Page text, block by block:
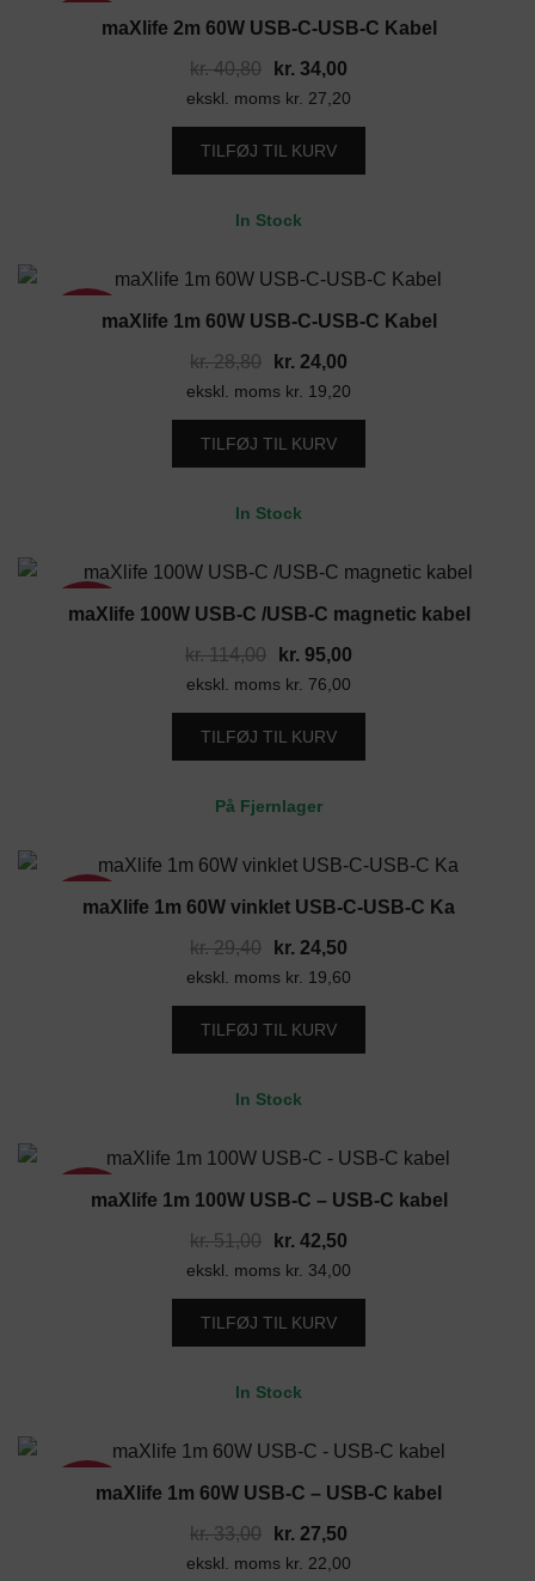
17%maXlife 2m 60W USB-C-USB-C Kabel
kr.40,80
Den
oprindelige
pris
var:
kr. 34,00
aktuelle
pris
ekskl. moms kr. 27,20
TILFØJ TIL KURV
In Stock
17%maXlife 1m 60W USB-C-USB-C Kabel
kr.28,80
Den
oprindelige
pris
var:
kr. 24,00
aktuelle
pris
ekskl. moms kr. 19,20
TILFØJ TIL KURV
In Stock
17%
maXlife 100W USB-C /USB-C magnetic kabel
kr.114,00
Den
oprindelige
pris
var:
kr. 95,00
pris
ekskl. moms kr. 76,00
TILFØJ TIL KURV
På Fjernlager
17%
maXlife 1m 60W vinklet USB-C-USB-C Ka
kr.29,40
Den
oprindelige
pris
var:
kr. 24,50
aktuelle
pris
ekskl. moms kr. 19,60
TILFØJ TIL KURV
In Stock
17%maXlife 1m 100W USB-C – USB-C kabel
kr.51,00
Den
oprindelige
pris
var:
kr. 42,50
aktuelle
pris
ekskl. moms kr. 34,00
TILFØJ TIL KURV
In Stock
17%maXlife 1m 60W USB-C – USB-C kabel
kr.33,00
Den
oprindelige
kr. 27,50
aktuelle
ekskl. moms kr. 22,00